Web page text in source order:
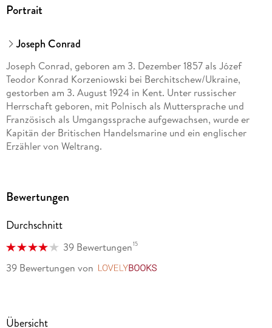
Portrait
Joseph Conrad
Joseph Conrad, geboren am 3. Dezember 1857 als Józef
Teodor Konrad Korzeniowski bei Berchitschew/Ukraine,
gestorben am 3. August 1924 in Kent. Unter russischer
Herrschaft geboren, mit Polnisch als Muttersprache und
Französisch als Umgangssprache aufgewachsen, wurde er
Kapitän der Britischen Handelsmarine und ein englischer
Erzähler von Weltrang.
Bewertungen
Durchschnitt
39 Bewertungen15
39 Bewertungen von
Übersicht